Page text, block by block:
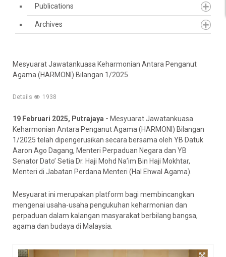
Publications
Archives
Mesyuarat Jawatankuasa Keharmonian Antara Penganut
Agama (HARMONI) Bilangan 1/2025
Details 1938
19 Februari 2025, Putrajaya - Mesyuarat Jawatankuasa
Keharmonian Antara Penganut Agama (HARMONI) Bilangan
1/2025 telah dipengerusikan secara bersama oleh YB Datuk
Aaron Ago Dagang, Menteri Perpaduan Negara dan YB
Senator Dato’ Setia Dr. Haji Mohd Na’im Bin Haji Mokhtar,
Menteri di Jabatan Perdana Menteri (Hal Ehwal Agama).
Mesyuarat ini merupakan platform bagi membincangkan
mengenai usaha-usaha pengukuhan keharmonian dan
perpaduan dalam kalangan masyarakat berbilang bangsa,
agama dan budaya di Malaysia.